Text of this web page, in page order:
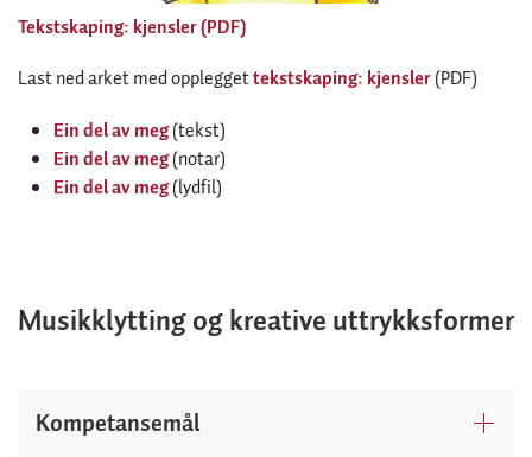
Tekstskaping: kjensler (PDF)
Last ned arket med oppleggettekstskaping: kjensler(PDF)
Ein del av meg(tekst)
Ein del av meg(notar)
Ein del av meg(lydfil)
Musikklytting og kreative uttrykksformer
Kompetansemål